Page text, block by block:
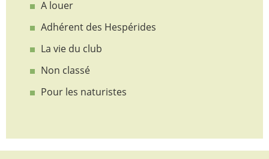
A louer
Adhérent des Hespérides
La vie du club
Non classé
Pour les naturistes